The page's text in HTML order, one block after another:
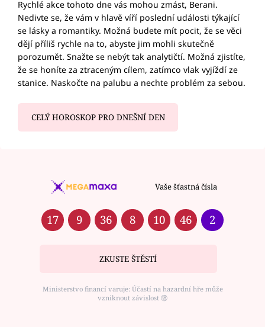
Rychlé akce tohoto dne vás mohou zmást, Berani.
Nedivte se, že vám v hlavě víří poslední události týkající
se lásky a romantiky. Možná budete mít pocit, že se věci
dějí příliš rychle na to, abyste jim mohli skutečně
porozumět. Snažte se nebýt tak analytičtí. Možná zjistíte,
že se honíte za ztraceným cílem, zatímco vlak vyjíždí ze
stanice. Naskočte na palubu a nechte problém za sebou.
CELÝ HOROSKOP PRO DNEŠNÍ DEN
Vaše šťastná čísla
17 9 36 8 10 46 2
ZKUSTE ŠTĚSTÍ
Ministerstvo financí varuje: Účastí na hazardní hře může
vzniknout závislost ⑱